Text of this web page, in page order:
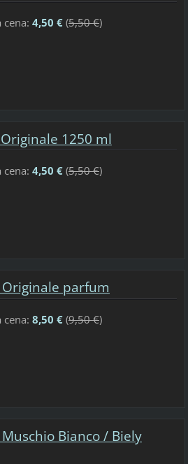
cena: 4,50 €(5,50 €)
1250 ml
cena: 4,50 €(5,50 €)
parfum
cena: 8,50 €(9,50 €)
Bianco / Biely